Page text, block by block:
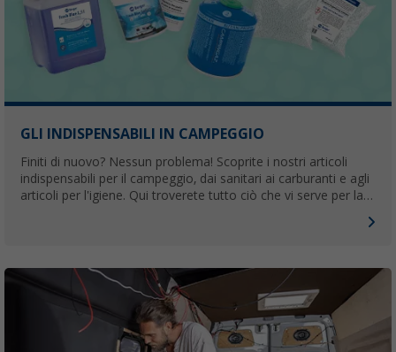
GLI INDISPENSABILI IN CAMPEGGIO
Finiti di nuovo? Nessun problema! Scoprite i nostri articoli
indispensabili per il campeggio, dai sanitari ai carburanti e agli
articoli per l'igiene. Qui troverete tutto ciò che vi serve per la